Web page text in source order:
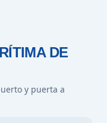
DE
y puerta a